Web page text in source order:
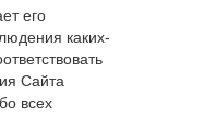
его
каких-
Сайта
всех